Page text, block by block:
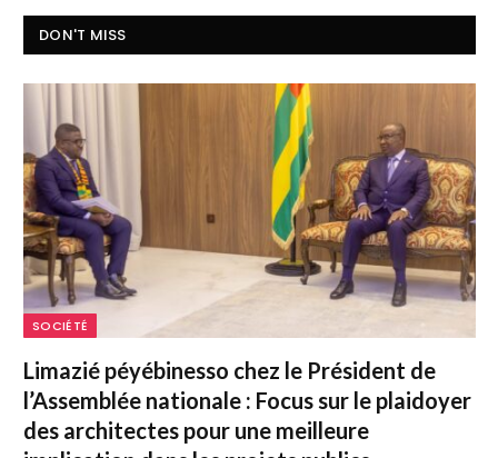
DON'T MISS
SOCIÉTÉ
Limazié péyébinesso chez le Président de
l’Assemblée nationale : Focus sur le plaidoyer
des architectes pour une meilleure